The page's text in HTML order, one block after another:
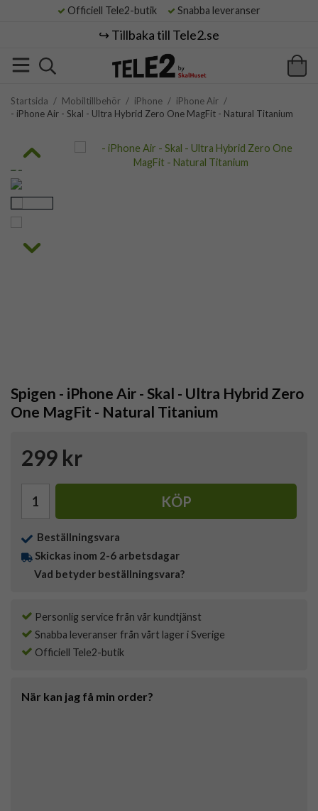
Officiell Tele2-butik Snabba leveranser
↪️ Tillbaka till Tele2.se
Startsida / Mobiltillbehör / iPhone / iPhone Air /
- iPhone Air - Skal - Ultra Hybrid Zero One MagFit - Natural Titanium
Spigen - iPhone Air - Skal - Ultra Hybrid Zero
One MagFit - Natural Titanium
299 kr
KÖP
Beställningsvara
Skickas inom 2-6 arbetsdagar
Vad betyder beställningsvara?
Personlig service från vår kundtjänst
Snabba leveranser från vårt lager i Sverige
Officiell Tele2-butik
När kan jag få min order?